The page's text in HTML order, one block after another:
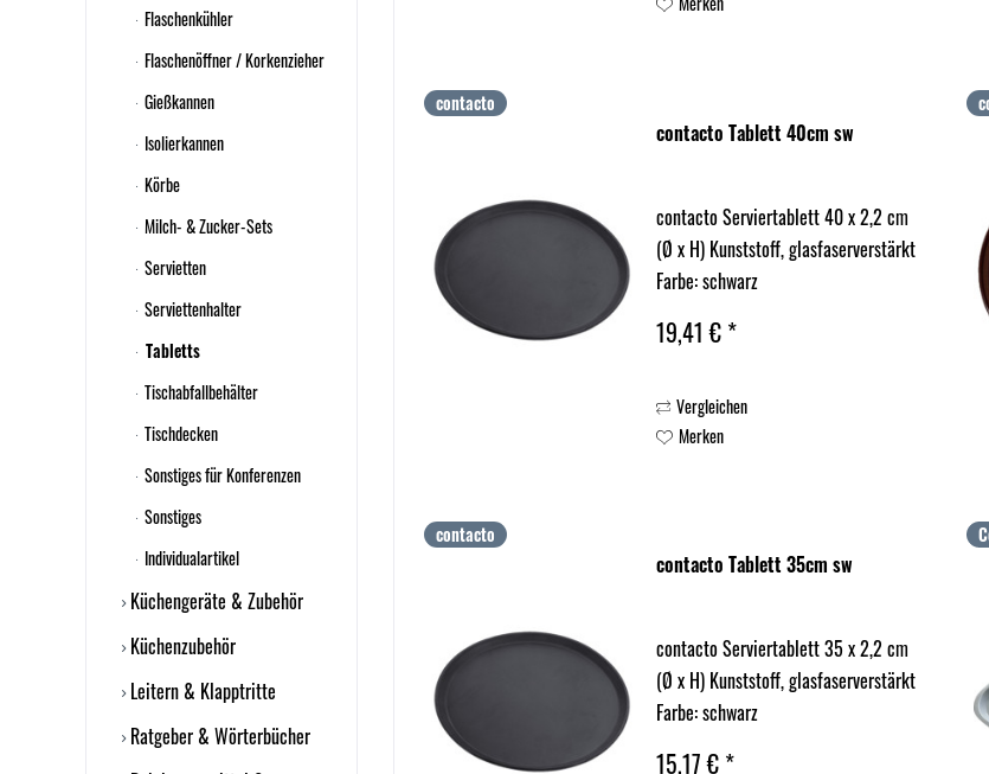
Flaschenkühler
Flaschenöffner / Korkenzieher
Gießkannen
Isolierkannen
Körbe
Milch- & Zucker-Sets
Servietten
Serviettenhalter
Tabletts
Tischabfallbehälter
Tischdecken
Sonstiges für Konferenzen
Sonstiges
Individualartikel
Küchengeräte & Zubehör
Küchenzubehör
Leitern & Klapptritte
Ratgeber & Wörterbücher
contacto
contacto Tablett 40cm sw
contacto Serviertablett 40 x 2,2 cm
(Ø x H) Kunststoff, glasfaserverstärkt
Farbe: schwarz
19,41 € *
Vergleichen
Merken
contacto
contacto Tablett 35cm sw
contacto Serviertablett 35 x 2,2 cm
(Ø x H) Kunststoff, glasfaserverstärkt
Farbe: schwarz
15,17 € *